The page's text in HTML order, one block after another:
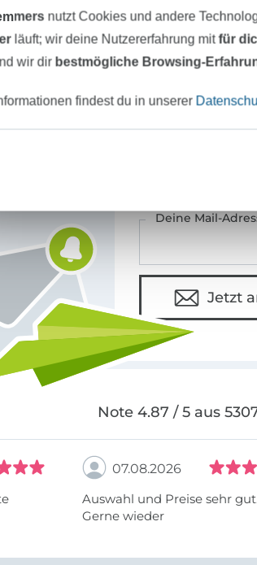
Sei immer auf
anmelden Deine Mail-
Jetzt
Note 4.87 / 5 aus
07.08.2026
Auswahl und Preise sehr
Gerne wieder
nutzt Cookies und andere
läuft; wir deine Nutzererfahrung mitfür
wir dir bestmögliche Browsing-
findest du in unserer